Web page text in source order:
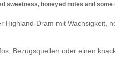
sweetness, honeyed notes and
Highland-Dram mit Wachsigkeit,
Bezugsquellen oder einen